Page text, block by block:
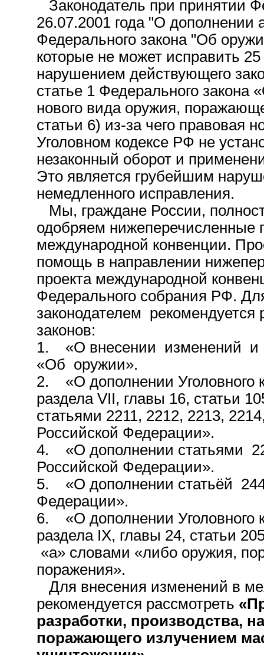
Законодатель при принятии
26.07.2001 года "О дополнении
Федерального закона "Об
которые не может исправить
нарушением действующего
статье 1 Федерального
нового вида оружия,
статьи 6) из-за чего правовая
Уголовном кодексе РФ не
незаконный оборот и
Это является грубейшим
немедленного исправления.
Мы, граждане России,
одобряем нижеперечисленные
международной конвенции.
помощь в направлении
проекта международной
Федерального собрания РФ.
законодателем
законов:
1. «О внесении изменений и
«Об оружии».
2. «О дополнении Уголовного
раздела VII, главы 16, статьи
статьями 2211, 2212, 2213,
Российской Федерации».
4. «О дополнении статьями
Российской Федерации».
5. «О дополнении статьёй
Федерации».
6. «О дополнении Уголовного
раздела IX, главы 24, статьи
«а» словами «либо оружия,
поражения».
Для внесения изменений в
рекомендуется рассмотреть
разработки, производства,
поражающего излучением